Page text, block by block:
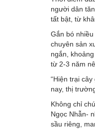
người dân
tất bật, từ
Gắn bó
chuyên sản
ngắn,
từ 2-3 năm
“Hiện trại
nay, thị
Không chỉ
Ngọc Nhẫn-
sầu riêng,